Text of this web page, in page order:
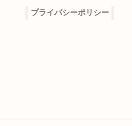
プライバシーポリシー